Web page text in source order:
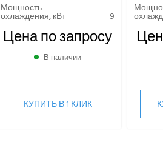
Мощность
охлаждения, кВт 9
Цена по запросу
В наличии
КУПИТЬ В 1 КЛИК